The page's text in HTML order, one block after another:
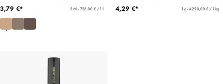
3,79 €*
5 ml - 758,00 € / 1 l
4,29 €*
1 g - 4290,00 € / 1 kg